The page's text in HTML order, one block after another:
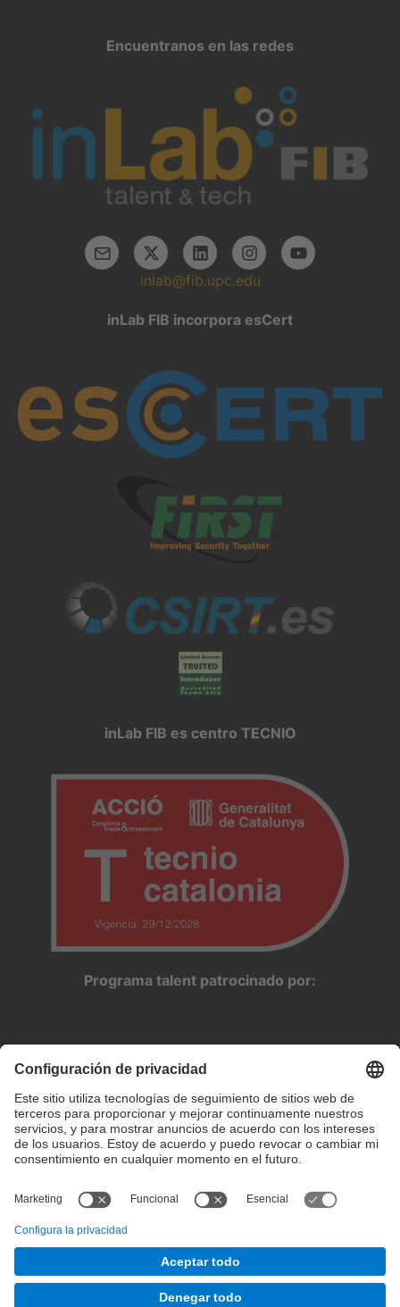
Encuentranos en las redes
inlab@fib.upc.edu
inLab FIB incorpora esCert
inLab FIB es centro TECNIO
Programa talent patrocinado por:
Configuración de privacidad